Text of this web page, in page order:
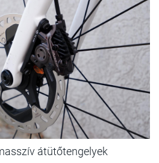
átütőtengelyek